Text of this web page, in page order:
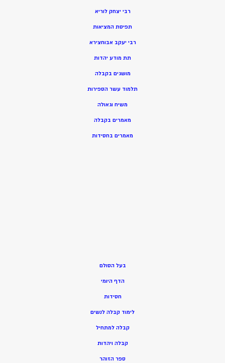
רבי יצחק לוריא
תפיסת המציאות
רבי יעקב אבוחצירא
תת מודע יהדות
מושגים בקבלה
תלמוד עשר הספירות
משיח וגאולה
מאמרים בקבלה
מאמרים בחסידות
בעל הסולם
הדף היומי
חסידות
לימוד קבלה לנשים
קבלה למתחיל
קבלה ויהדות
ספר הזוהר